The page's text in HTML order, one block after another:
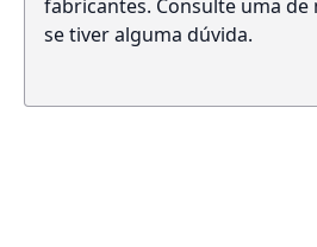
fabricantes. Consulte uma de
se tiver alguma dúvida.